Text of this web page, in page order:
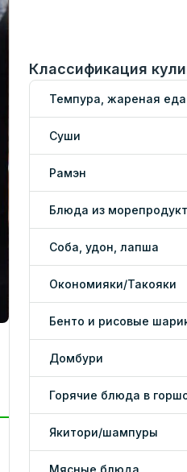
Классификация
Темпура, жареная еда
Суши
Рамэн
Блюда из
Соба, удон, лапша
Окономияки/Такояки
Бенто и рисовые
Домбури
Горячие блюда в
Якитори/шампуры